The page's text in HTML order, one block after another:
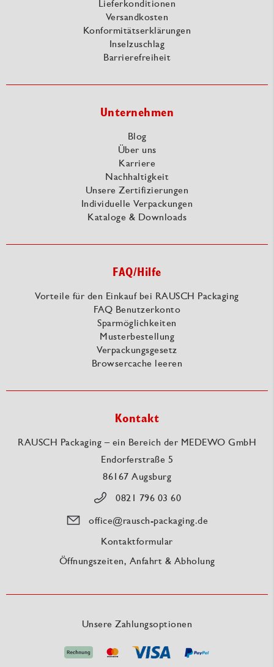
Lieferkonditionen
Versandkosten
Konformitätserklärungen
Inselzuschlag
Barrierefreiheit
Unternehmen
Blog
Über uns
Karriere
Nachhaltigkeit
Unsere Zertifizierungen
Individuelle Verpackungen
Kataloge & Downloads
FAQ/Hilfe
Vorteile für den Einkauf bei RAUSCH Packaging
FAQ Benutzerkonto
Sparmöglichkeiten
Musterbestellung
Verpackungsgesetz
Browsercache leeren
Kontakt
RAUSCH Packaging – ein Bereich der MEDEWO GmbH
Endorferstraße 5
86167 Augsburg
0821 796 03 60
office@rausch-packaging.de
Kontaktformular
Öffnungszeiten, Anfahrt & Abholung
Unsere Zahlungsoptionen